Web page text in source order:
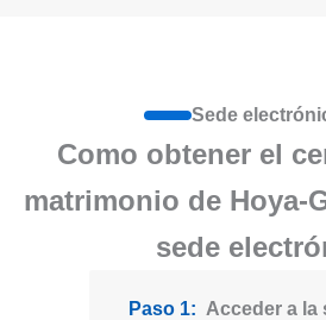
Sede
Como obtener el
matrimonio de Hoya-
sede
Paso 1: Acceder a la